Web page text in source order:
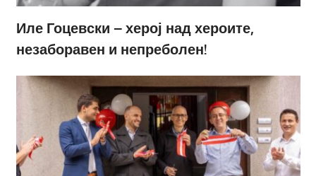
Иле Гоцевски – херој над хероите,
незаборавен и непреболен!